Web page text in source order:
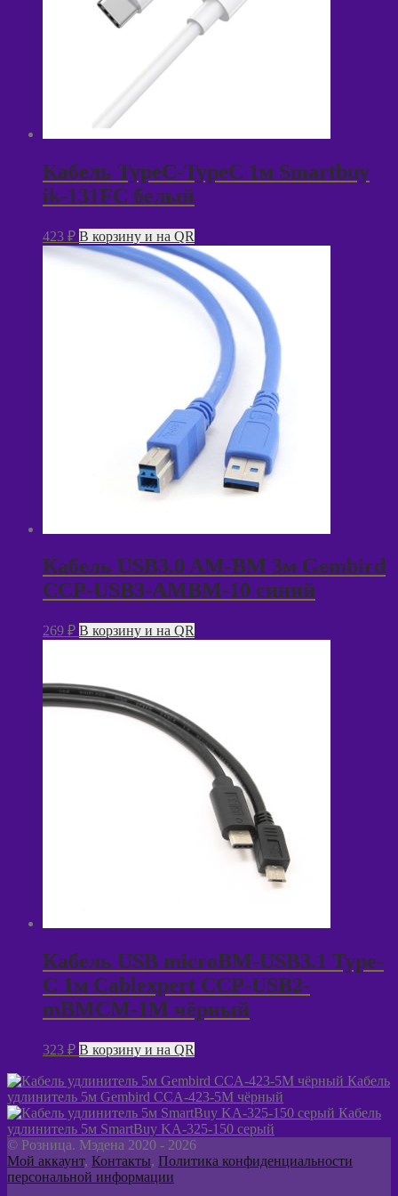
Кабель TypeC-TypeC 1м Smartbuy
ik-131FC белый
423 ₽ В корзину и на QR
Кабель USB3.0 AM-BM 3м Gembird
CCP-USB3-AMBM-10 синий
269 ₽ В корзину и на QR
Кабель USB microBM-USB3.1 Type-
C 1м Cablexpert CCP-USB2-
mBMCM-1M чёрный
323 ₽ В корзину и на QR
Кабель
удлинитель 5м Gembird CCA-423-5M чёрный
Кабель
удлинитель 5м SmartBuy KA-325-150 серый
© Розница. Мэдена 2020 - 2026
Мой аккаунт, Контакты, Политика конфиденциальности
персональной информации